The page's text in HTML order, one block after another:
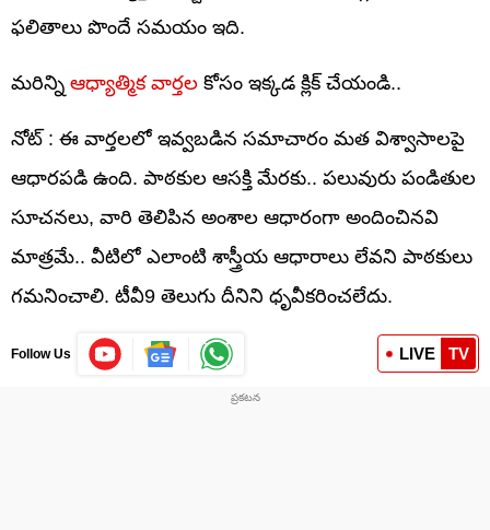
ఫలితాలు పొందే సమయం ఇది.
మరిన్ని ఆధ్యాత్మిక వార్తల కోసం ఇక్కడ క్లిక్ చేయండి..
నోట్ : ఈ వార్తలలో ఇవ్వబడిన సమాచారం మత విశ్వాసాలపై
ఆధారపడి ఉంది. పాఠకుల ఆసక్తి మేరకు.. పలువురు పండితుల
సూచనలు, వారి తెలిపిన అంశాల ఆధారంగా అందించినవి
మాత్రమే.. వీటిలో ఎలాంటి శాస్త్రీయ ఆధారాలు లేవని పాఠకులు
గమనించాలి. టీవీ9 తెలుగు దీనిని ధృవీకరించలేదు.
Follow Us LIVE TV